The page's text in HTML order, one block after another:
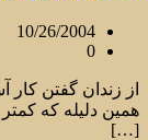
10/26/2004
0
از زندان گفتن کار
همین دلیله که
[…]